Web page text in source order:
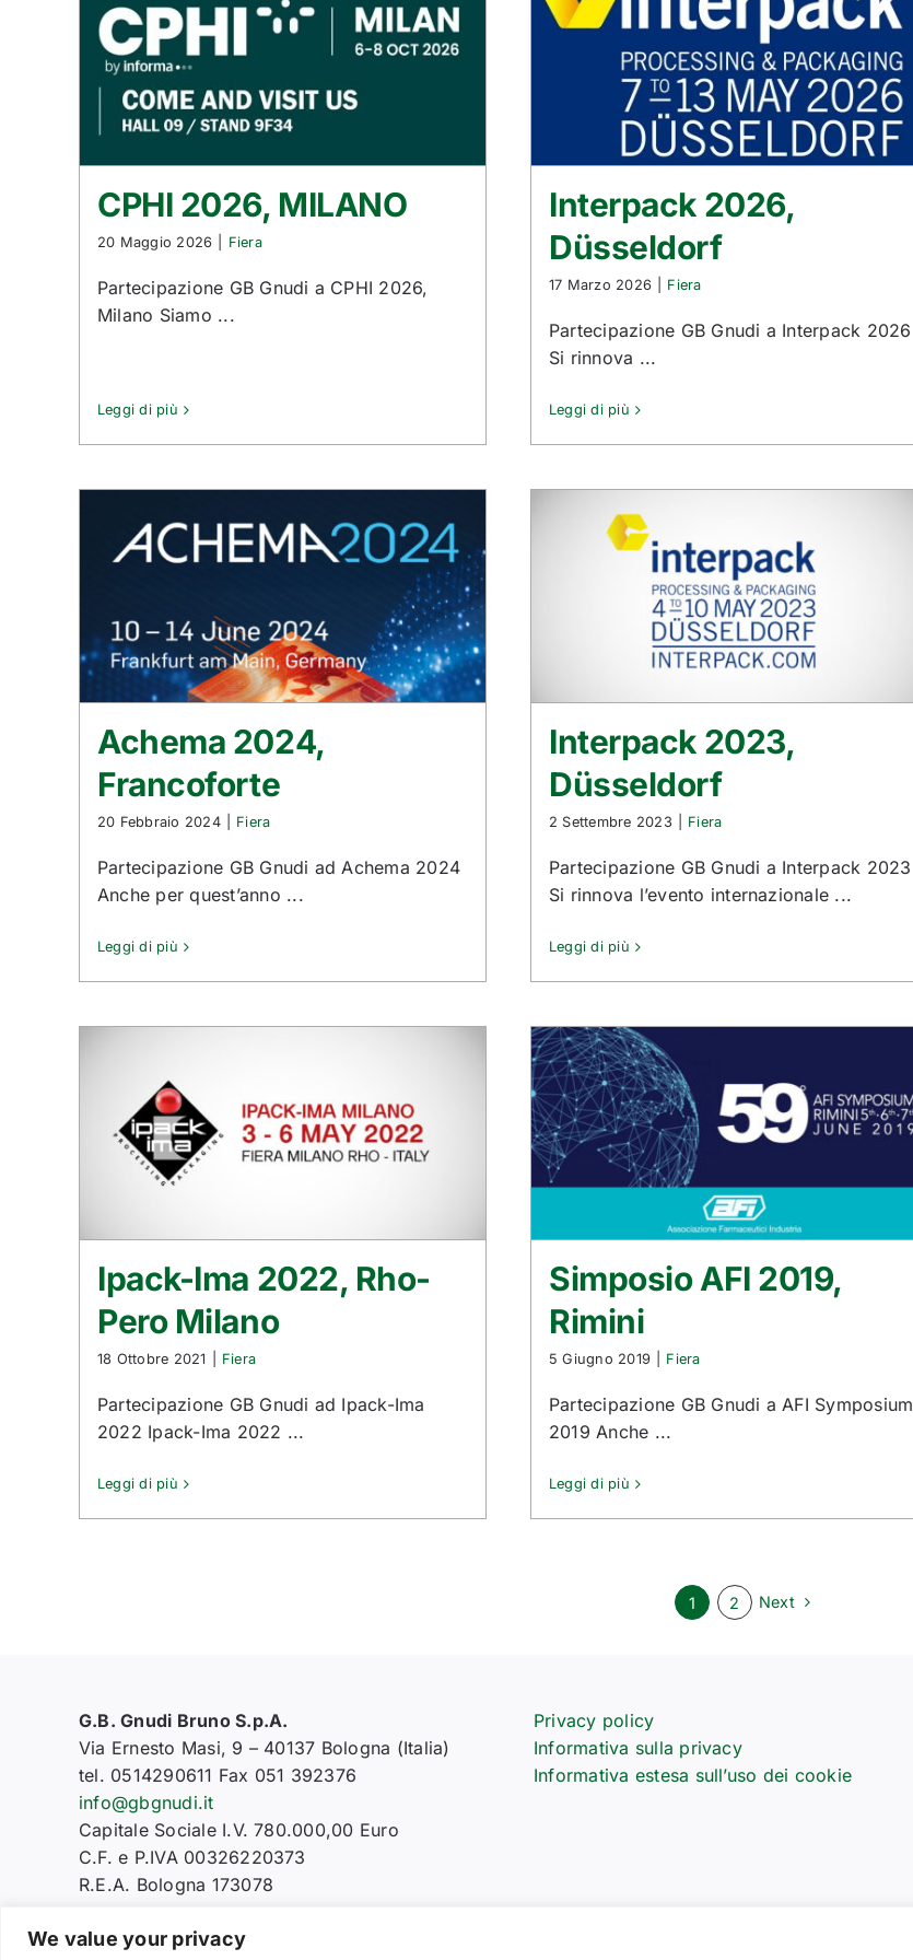
We value your privacy
CPHI 2026, MILANO
20 Maggio 2026 Fiera
Partecipazione GB Gnudi a CPHI 2026,
Milano Siamo ...
Leggi di più
Interpack 2026,
Düsseldorf
17 Marzo 2026 Fiera
Partecipazione GB Gnudi a Interpack 2026
Si rinnova ...
Leggi di più
Achema 2024,
Francoforte
20 Febbraio 2024 Fiera
Partecipazione GB Gnudi ad Achema 2024
Anche per quest’anno ...
Leggi di più
Interpack 2023,
Düsseldorf
2 Settembre 2023 Fiera
Partecipazione GB Gnudi a Interpack 2023
Si rinnova l’evento internazionale ...
Leggi di più
Ipack-Ima 2022, Rho-
Pero Milano
18 Ottobre 2021 Fiera
Partecipazione GB Gnudi ad Ipack-Ima
2022 Ipack-Ima 2022 ...
Leggi di più
Simposio AFI 2019,
Rimini
5 Giugno 2019 Fiera
Partecipazione GB Gnudi a AFI Symposium
2019 Anche ...
Leggi di più
1 2 Next
G.B. Gnudi Bruno S.p.A.
Via Ernesto Masi, 9 – 40137 Bologna (Italia)
tel. 0514290611 Fax 051 392376
info@gbgnudi.it
Capitale Sociale I.V. 780.000,00 Euro
C.F. e P.IVA 00326220373
R.E.A. Bologna 173078
Privacy policy
Informativa sulla privacy
Informativa estesa sull’uso dei cookie